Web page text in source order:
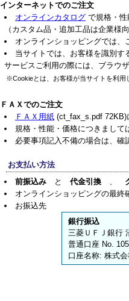
インターネットでのご注文
オンラインカタログ で規格・性
（カスタム品・追加工品は企業様
オンラインショッピングでは
当サイトでは、お客様を識別
サービスご利用の際には、ブラウ
※Cookieとは、お客様が当サイトを利用
ＦＡＸでのご注文
ＦＡＸ用紙 (ct_fax_s.pdf 72KB)
規格・性能・価格につきまして
必要事項記入不備の場合は、
お支払い方法
前振込み
と 代金引換 、
オンラインショッピングの最
お振込先
銀行振込
三菱ＵＦＪ銀行
普通口座 No.
口座名称: 株式